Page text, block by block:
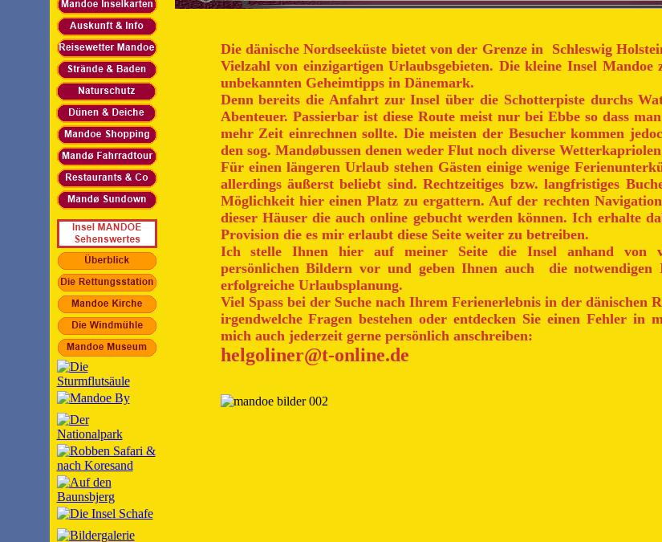
Die dänische Nordseeküste bietet von der Grenze in Schleswig
Vielzahl von einzigartigen Urlaubsgebieten. Die kleine Insel Mandoe
unbekannten Geheimtipps in Dänemark.
Denn bereits die Anfahrt zur Insel über die Schotterpiste durchs
Abenteuer. Passierbar ist diese Route meist nur bei Ebbe so dass
mehr Zeit einrechnen sollte. Die meisten der Besucher kommen
den sog. Mandøbussen denen weder Flut noch diverse
Für einen längeren Urlaub stehen Gästen einige wenige
allerdings äußerst beliebt sind. Rechtzeitiges bzw. langfristiges
Möglichkeit hier einen Platz zu ergattern. Auf der rechten
dieser Häuser die auch online gebucht werden können. Ich erhalte
Provision die es mir erlaubt diese Seite weiter zu betreiben.
Ich stelle Ihnen hier auf meiner Seite die Insel anhand von
persönlichen Bildern vor und geben Ihnen auch die notwendigen
erfolgreiche Urlaubsplanung.
Viel Spass bei der Suche nach Ihrem Ferienerlebnis in der dänischen
irgendwelche Fragen bestehen oder entdecken Sie einen Fehler in
mich auch jederzeit gerne persönlich anschreiben:
helgoliner@t-online.de